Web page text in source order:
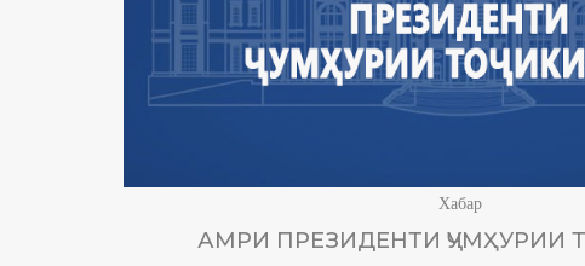
Хабар
АМРИ ПРЕЗИДЕНТИ ҶУМҲУРИИ